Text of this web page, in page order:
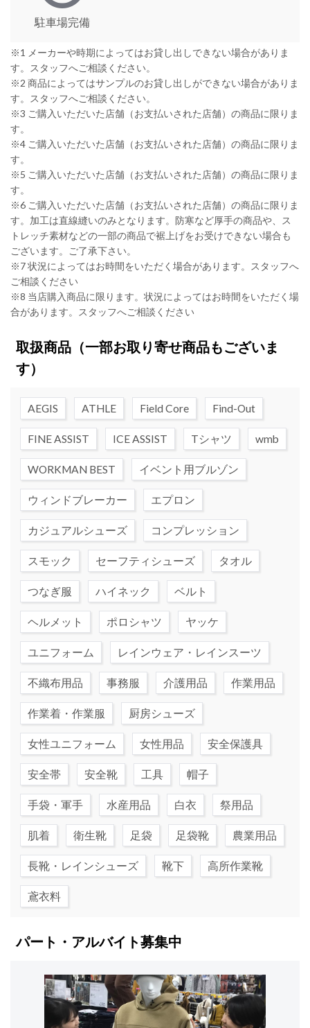
駐車場完備
※1 メーカーや時期によってはお貸し出しできない場合がありま
す。スタッフへご相談ください。
※2 商品によってはサンプルのお貸し出しができない場合がありま
す。スタッフへご相談ください。
※3 ご購入いただいた店舗（お支払いされた店舗）の商品に限りま
す。
※4 ご購入いただいた店舗（お支払いされた店舗）の商品に限りま
す。
※5 ご購入いただいた店舗（お支払いされた店舗）の商品に限りま
す。
※6 ご購入いただいた店舗（お支払いされた店舗）の商品に限りま
す。加工は直線縫いのみとなります。防寒など厚手の商品や、ス
トレッチ素材などの一部の商品で裾上げをお受けできない場合も
ございます。ご了承下さい。
※7 状況によってはお時間をいただく場合があります。スタッフへ
ご相談ください
※8 当店購入商品に限ります。状況によってはお時間をいただく場
合があります。スタッフへご相談ください
取扱商品（一部お取り寄せ商品もございま
す）
AEGIS ATHLE Field Core Find-Out
FINE ASSIST ICE ASSIST Tシャツ wmb
WORKMAN BEST イベント用ブルゾン
ウィンドブレーカー エプロン
カジュアルシューズ コンプレッション
スモック セーフティシューズ タオル
つなぎ服 ハイネック ベルト
ヘルメット ポロシャツ ヤッケ
ユニフォーム レインウェア・レインスーツ
不織布用品 事務服 介護用品 作業用品
作業着・作業服 厨房シューズ
女性ユニフォーム 女性用品 安全保護具
安全帯 安全靴 工具 帽子
手袋・軍手 水産用品 白衣 祭用品
肌着 衛生靴 足袋 足袋靴 農業用品
長靴・レインシューズ 靴下 高所作業靴
鳶衣料
パート・アルバイト募集中